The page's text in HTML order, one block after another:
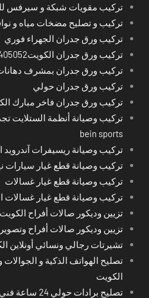
تركيب مقويات شبكة و سيرفس
تركيب و تصليح مضخات مياه و
تركيب ورق جدران الجهراء فوري
تركيب ورق جدران الكويت66405052
تركيب ورق جدران بمشرف
تركيب ورق جدران حولي
تركيب ورق جدران فاخر مبارك
تركيب وصيانة أنظمة الستلايت
bein sports
تركيب وصيانة ريسيفرات آندرويد
تركيب وصيانة قطع غيار سيارات
تركيب وصيانة قطع غيار غسالات
تركيب وصيانة قطع غيار غسالات
تزيين وديكور صالات أفراح الكويت
تزيين وديكور صالات أفراح
تشيرتات رجالي ونسائي أونلاين
تصليح الهواتف الذكية و
الكويت
تصليح برادات حولي 24 ساعة فني تصليح برادات باكستاني